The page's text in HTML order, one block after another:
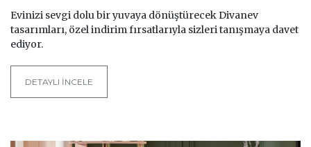
Evinizi sevgi dolu bir yuvaya dönüştürecek Divanev
tasarımları, özel indirim fırsatlarıyla sizleri tanışmaya davet
ediyor.
DETAYLI İNCELE